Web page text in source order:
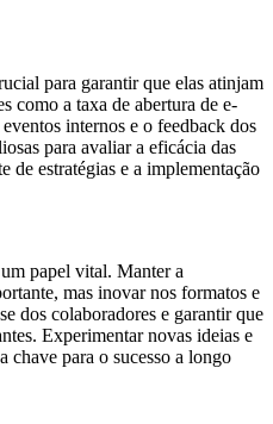
para garantir que elas atinjam
como a taxa de abertura de e-
internos e o feedback dos
para avaliar a eficácia das
de estratégias e a implementação
papel vital. Manter a
mas inovar nos formatos e
dos colaboradores e garantir que
Experimentar novas ideias e
chave para o sucesso a longo